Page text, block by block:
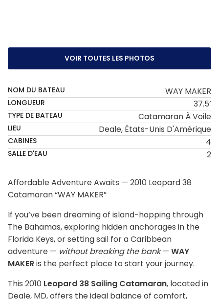
VOIR TOUTES LES PHOTOS
NOM DU BATEAU WAY MAKER
LONGUEUR 37.5’
TYPE DE BATEAU Catamaran À Voile
LIEU Deale, États-Unis D'Amérique
CABINES 4
SALLE D'EAU 2
Affordable Adventure Awaits — 2010 Leopard 38
Catamaran “WAY MAKER”
If you’ve been dreaming of island-hopping through
The Bahamas, exploring hidden anchorages in the
Florida Keys, or setting sail for a Caribbean
adventure — without breaking the bank— WAY
MAKERis the perfect place to start your journey.
This 2010 Leopard 38 Sailing Catamaran, located in
Deale, MD, offers the ideal balance of comfort,